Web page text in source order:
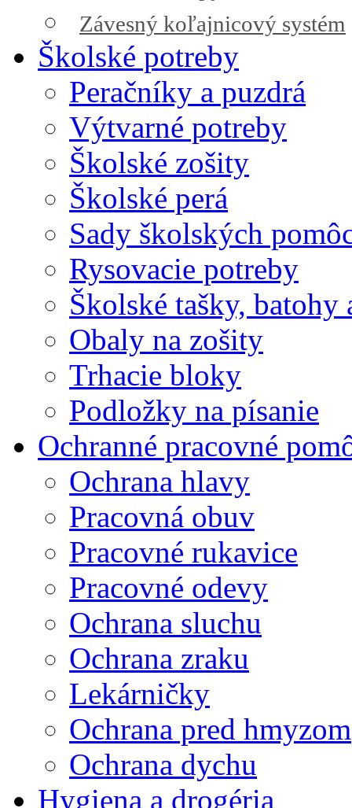
Závesný koľajnicový systém
Školské potreby
Peračníky a puzdrá
Výtvarné potreby
Školské zošity
Školské perá
Sady školských
Rysovacie potreby
Školské tašky, batohy
Obaly na zošity
Trhacie bloky
Podložky na písanie
Ochranné pracovné
Ochrana hlavy
Pracovná obuv
Pracovné rukavice
Pracovné odevy
Ochrana sluchu
Ochrana zraku
Lekárničky
Ochrana pred hmyzom
Ochrana dychu
Hygiena a drogéria